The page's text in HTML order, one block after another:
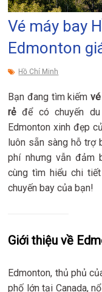
Vé máy bay
Edmonton
Hồ Chí Minh
Bạn đang tìm kiếm
rẻđể có chuyến du
Edmonton xinh đẹp
luôn sẵn sàng hỗ trợ
phí nhưng vẫn đảm
cùng tìm hiểu chi
chuyến bay của bạn!
Giới thiệu về
Edmonton, thủ phủ
phố lớn tại Canada,